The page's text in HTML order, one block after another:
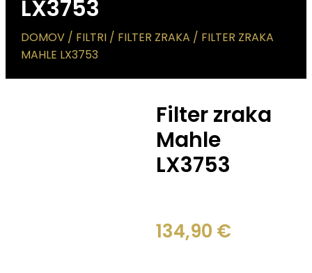
LX3753
DOMOV/ FILTRI/ FILTER ZRAKA / FILTER ZRAKA
MAHLE LX3753
Filter zraka
Mahle
LX3753
134,90 €